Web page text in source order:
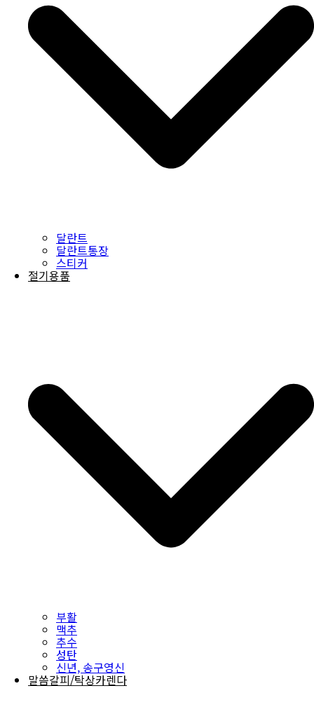
달란트
달란트통장
스티커
절기용품
부활
맥추
추수
성탄
신년, 송구영신
말씀갈피/탁상카렌다